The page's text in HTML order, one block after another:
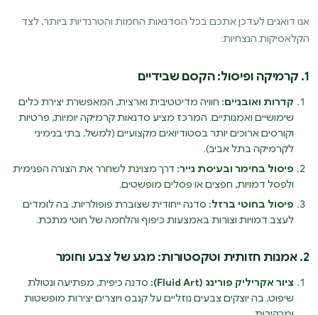
אנו דואגים לעדכן אתכם בכל הסדנאות החמות והטרנדיות ביותר, לצד
הקלאסיקות הנצחיות:
1. קרמיקה ופיסול: הקסם שבידיים
קדרות ואובניים: חוויה מדיטטיבית וארצית, המאפשרת יצירת כלים
שימושיים ואמנותיים. המרכז מציע סדנאות קרמיקה יומיות, פרטיות
וקורסים ארוכים יותר בסטודיואים מקצועיים (למשל, בתי בנימיני
לקרמיקה בתל אביב).
פיסול בחימר ובעיסת נייר: דרך מצוינת לשחרר את הצורה הפנימית
ולפסל דמויות, חפצים או פסלים מופשטים.
פיסול בחוטי ברזל: סדנה ייחודית שצוברת פופולריות, בה לומדים
לעצב דמויות וצורות באמצעות כיפוף והלחמה של חוטי מתכת.
2. אמנות חזותית וטקסטורות: מגע של צבע וחומר
ציור אקריליק פורינג (Fluid Art):
סדנה כיפית, מפתיעה ונטולת
שיפוט, בה יוצקים צבעים נוזליים על קנבס ויוצרים יצירות מופשטות